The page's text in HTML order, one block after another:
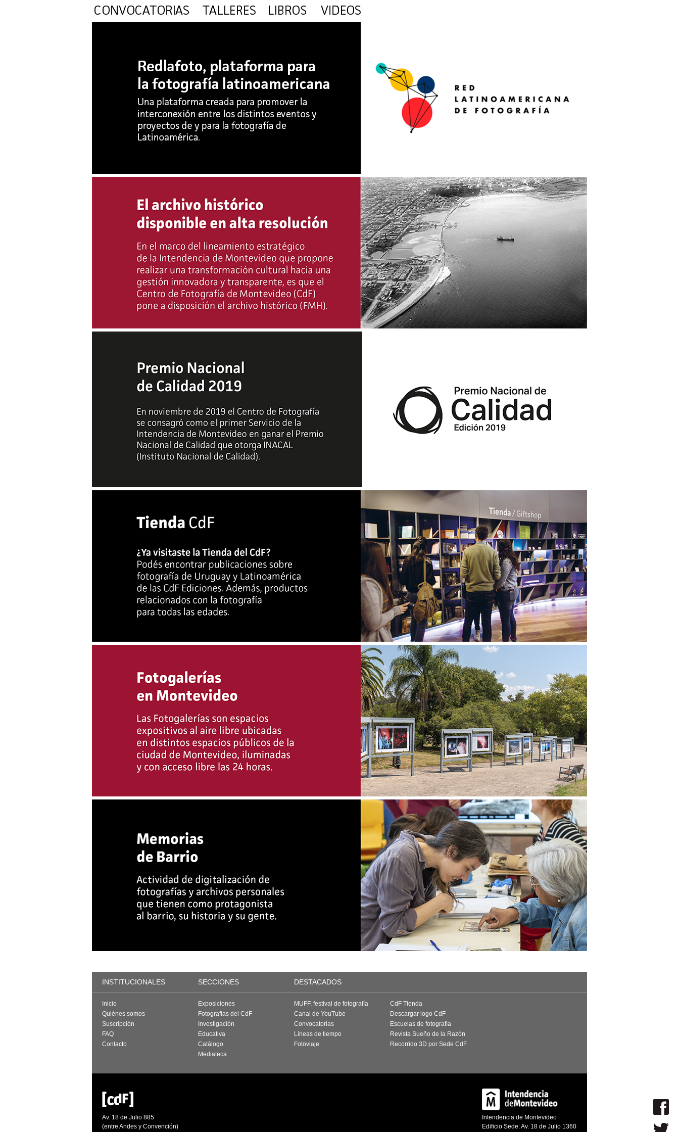
INSTITUCIONALES SECCIONES DESTACADOS
Inicio
Quiénes somos
Suscripción
FAQ
Contacto
Exposiciones
Fotografías del CdF
Investigación
Educativa
Catálogo
Mediateca
MUFF, festival de fotografía
Canal de YouTube
Convocatorias
Líneas de tiempo
Fotoviaje
CdF Tienda
Descargar logo CdF
Escuelas de fotografía
Revista Sueño de la Razón
Recorrido 3D por Sede CdF
Av. 18 de Julio 885
(entre Andes y Convención)
Intendencia de Montevideo
Edificio Sede: Av. 18 de Julio 1360